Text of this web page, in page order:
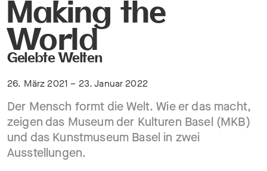
Making the
World
Gelebte Welten
26. März 2021 – 23. Januar 2022
Der Mensch formt die Welt. Wie er das macht,
zeigen das Museum der Kulturen Basel (MKB)
und das Kunstmuseum Basel in zwei
Ausstellungen.